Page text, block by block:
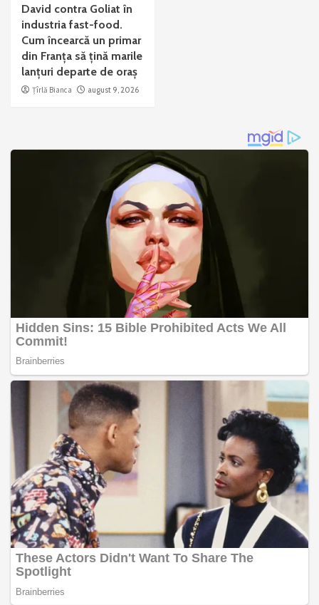
David contra Goliat în
industria fast-food.
Cum încearcă un primar
din Franța să țină marile
lanțuri departe de oraș
Țîrlă Bianca august 9, 2026